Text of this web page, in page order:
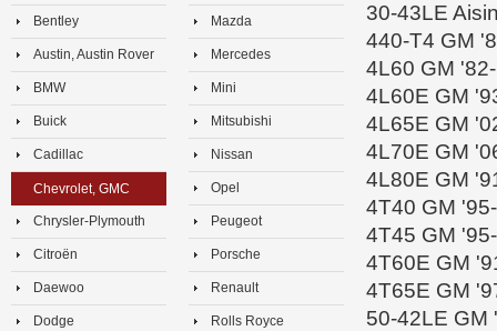
Bentley
Austin, Austin Rover
BMW
Buick
Cadillac
Chevrolet, GMC
Chrysler-Plymouth
Citroën
Daewoo
Dodge
Mazda
Mercedes
Mini
Mitsubishi
Nissan
Opel
Peugeot
Porsche
Renault
Rolls Royce
30-43LE
440-T4 GM
4L60 GM
4L60E GM
4L65E GM
4L70E GM
4L80E GM
4T40 GM
4T45 GM
4T60E GM
4T65E GM
50-42LE GM